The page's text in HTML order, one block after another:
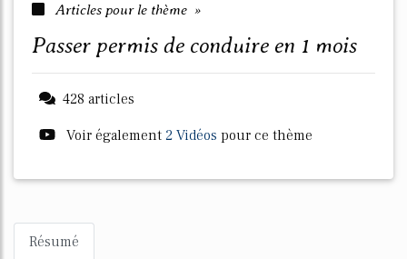
Articles pour le thème »
passer permis de conduire en 1 mois
428 articles
Voir également 2 Vidéos pour ce thème
Résumé